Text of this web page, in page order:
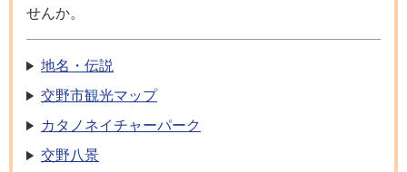
せんか。
地名・伝説
交野市観光マップ
カタノネイチャーパーク
交野八景